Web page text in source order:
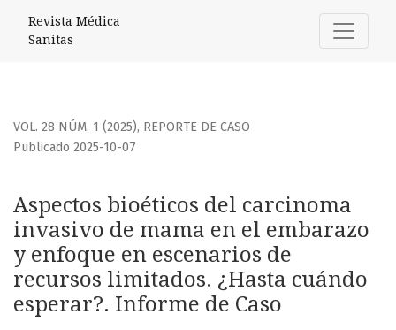
Aspectos bioéticos del carcinoma invasivo de mama en
Revista Médica
Sanitas
VOL. 28 NÚM. 1 (2025), REPORTE DE CASO
Aspectos bioéticos del carcinoma
invasivo de mama en el embarazo
y enfoque en escenarios de
recursos limitados. ¿Hasta cuándo
esperar?. Informe de Caso
Publicado 2025-10-07